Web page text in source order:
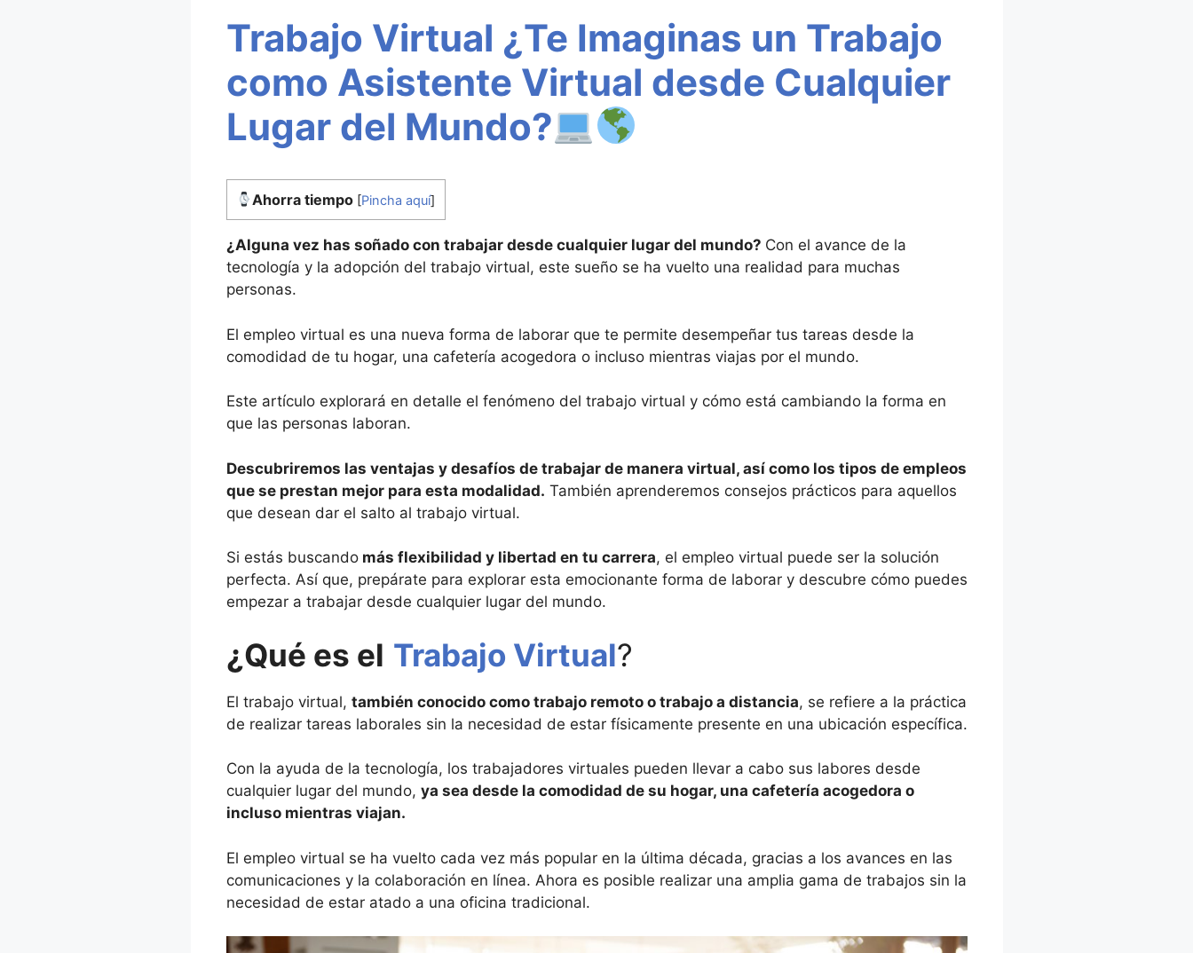
Trabajo Virtual ¿Te Imaginas un Trabajo
como Asistente Virtual desde Cualquier
Lugar del Mundo?
Ahorra tiempo [Pincha aquí]
¿Alguna vez has soñado con trabajar desde cualquier lugar del mundo? Con el avance de la
tecnología y la adopción del trabajo virtual, este sueño se ha vuelto una realidad para muchas
personas.
El empleo virtual es una nueva forma de laborar que te permite desempeñar tus tareas desde la
comodidad de tu hogar, una cafetería acogedora o incluso mientras viajas por el mundo.
Este artículo explorará en detalle el fenómeno del trabajo virtual y cómo está cambiando la forma en
que las personas laboran.
Descubriremos las ventajas y desafíos de trabajar de manera virtual, así como los tipos de empleos
que se prestan mejor para esta modalidad. También aprenderemos consejos prácticos para aquellos
que desean dar el salto al trabajo virtual.
Si estás buscandomás flexibilidad y libertad en tu carrera, el empleo virtual puede ser la solución
perfecta. Así que, prepárate para explorar esta emocionante forma de laborar y descubre cómo puedes
empezar a trabajar desde cualquier lugar del mundo.
¿Qué es el Trabajo Virtual?
El trabajo virtual, también conocido como trabajo remoto o trabajo a distancia, se refiere a la práctica
de realizar tareas laborales sin la necesidad de estar físicamente presente en una ubicación específica.
Con la ayuda de la tecnología, los trabajadores virtuales pueden llevar a cabo sus labores desde
cualquier lugar del mundo, ya sea desde la comodidad de su hogar, una cafetería acogedora o
incluso mientras viajan.
El empleo virtual se ha vuelto cada vez más popular en la última década, gracias a los avances en las
comunicaciones y la colaboración en línea. Ahora es posible realizar una amplia gama de trabajos sin la
necesidad de estar atado a una oficina tradicional.